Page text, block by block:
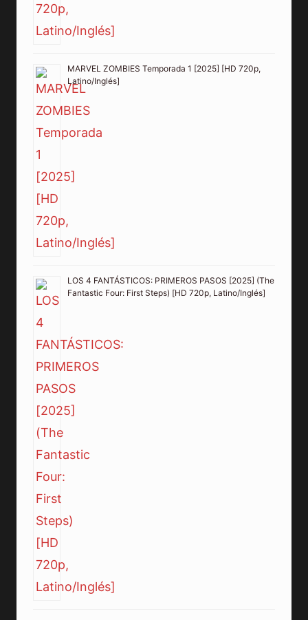
MARVEL ZOMBIES Temporada 1 [2025] [HD 720p,
Latino/Inglés]
LOS 4 FANTÁSTICOS: PRIMEROS PASOS [2025] (The
Fantastic Four: First Steps) [HD 720p, Latino/Inglés]